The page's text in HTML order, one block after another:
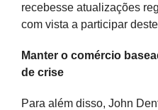
recebesse atualizações
com vista a participar
Manter o comércio
de crise
Para além disso, John